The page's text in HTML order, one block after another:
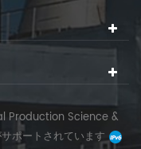
Production Science &
ポートされています